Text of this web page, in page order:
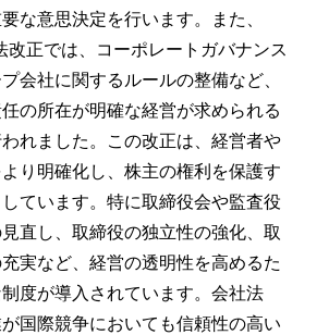
な意思決定を行います。また、
改正では、コーポレートガバナンス
会社に関するルールの整備など、
の所在が明確な経営が求められる
れました。この改正は、経営者や
り明確化し、株主の権利を保護す
ています。特に取締役会や監査役
直し、取締役の独立性の強化、取
実など、経営の透明性を高めるた
度が導入されています。会社法
国際競争においても信頼性の高い